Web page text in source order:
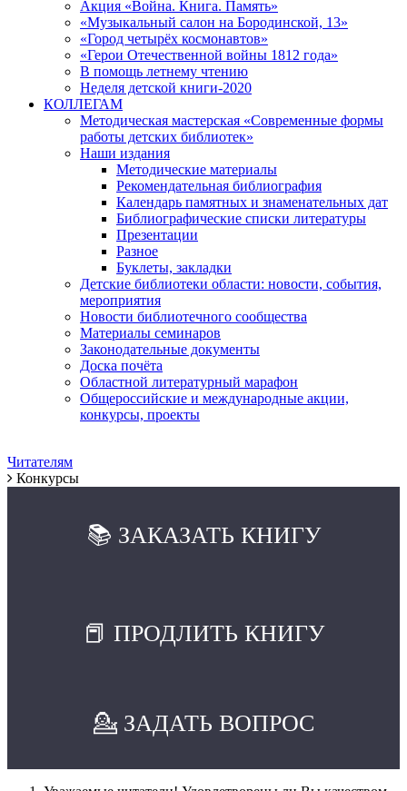
Акция «Война. Книга. Память»
«Музыкальный салон на Бородинской, 13»
«Город четырёх космонавтов»
«Герои Отечественной войны 1812 года»
В помощь летнему чтению
Неделя детской книги-2020
КОЛЛЕГАМ
Методическая мастерская «Современные формы
работы детских библиотек»
Наши издания
Методические материалы
Рекомендательная библиография
Календарь памятных и знаменательных дат
Библиографические списки литературы
Презентации
Разное
Буклеты, закладки
Детские библиотеки области: новости, события,
мероприятия
Новости библиотечного сообщества
Материалы семинаров
Законодательные документы
Доска почёта
Областной литературный марафон
Общероссийские и международные акции,
конкурсы, проекты
Читателям
Конкурсы
📚 ЗАКАЗАТЬ КНИГУ
📕 ПРОДЛИТЬ КНИГУ
💁 ЗАДАТЬ ВОПРОС